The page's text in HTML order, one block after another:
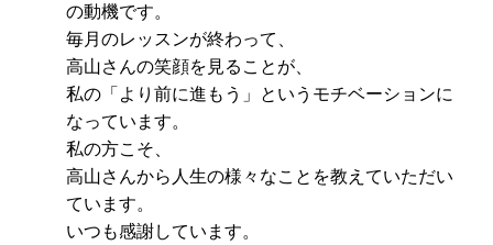
の動機です。
毎月のレッスンが終わって、
高山さんの笑顔を見ることが、
私の「より前に進もう」というモチベーションに
なっています。
私の方こそ、
高山さんから人生の様々なことを教えていただい
ています。
いつも感謝しています。